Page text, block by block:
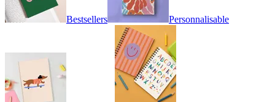
Bestsellers Personnalisable